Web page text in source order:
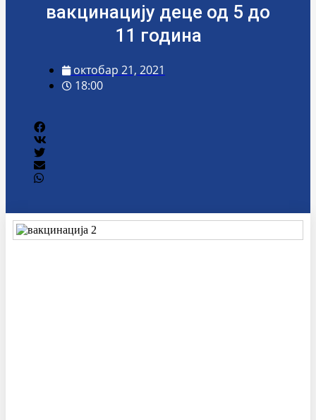
вакцинацију деце од 5 до
11 година
октобар 21, 2021
18:00